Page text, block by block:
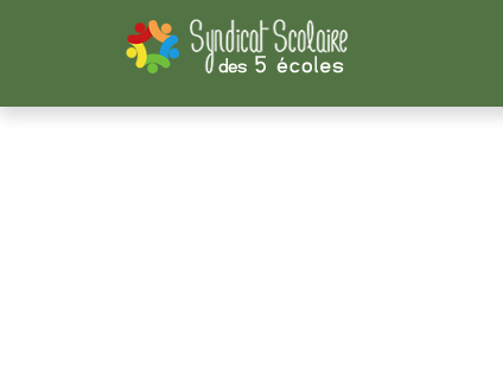
Panneau de gestion des cookies